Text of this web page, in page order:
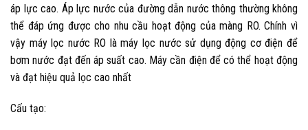
áp lực cao. Áp lực nước của đường dẫn nước thông thường không
thể đáp ứng được cho nhu cầu hoạt động của màng RO. Chính vì
vậy máy lọc nước RO là máy lọc nước sử dụng động cơ điện để
bơm nước đạt đến áp suất cao. Máy cần điện để có thể hoạt động
và đạt hiệu quả lọc cao nhất
Cấu tạo: